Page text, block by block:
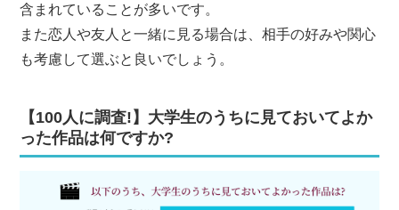
含まれていることが多いです。
また恋人や友人と一緒に見る場合は、相手の好みや関心
も考慮して選ぶと良いでしょう。
【100人に調査!】大学生のうちに見ておいてよか
った作品は何ですか?